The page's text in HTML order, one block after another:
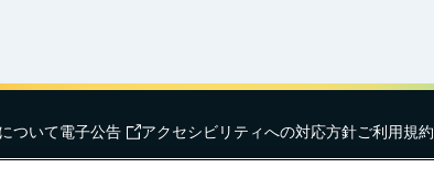
ついて電子公告 アクセシビリティへの対応方針ご利用規約